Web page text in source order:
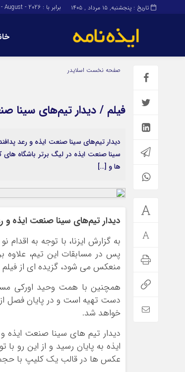
تاریخ : پنجشنبه, ۱۵ مرداد , ۱۴۰۵ برابر با : Thursday - 6 - August - 2026
برگه نمونهصفحه نخست اسلایدر
فیلم / دیدار تیم‌های سینا
دیدار تیم‌های سینا صنعت ایذه و رعد
سینا صنعت ایذه در لیگ برتر باشگاه
ها و […]
دیدار تیم‌های سینا صنعت ایذه و
به گزارش ایزنا، با توجه به
پس در مسابقات این تیم،
منعکس می شود، گزیده ای از
همچنین با همت وحید اورکی
دست تهیه است و در پایان فصل از
خواهد شد.
ایذه به پایان رسید و از این رو
عکس ها در قالب یک کلیپ با حجم